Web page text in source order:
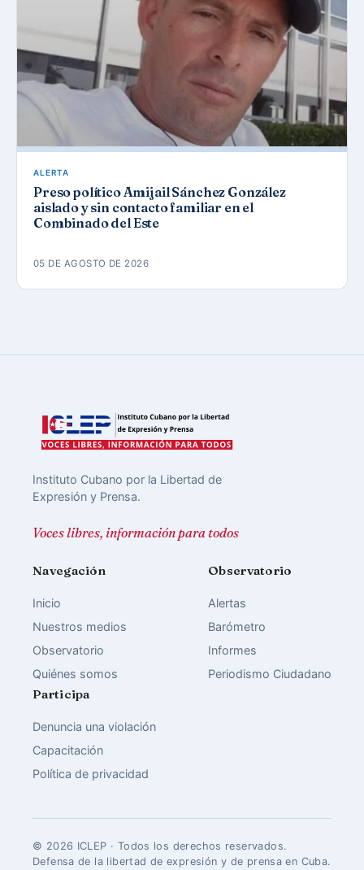
ALERTA
Preso político Amijail Sánchez González
aislado y sin contacto familiar en el
Combinado del Este
05 DE AGOSTO DE 2026
Instituto Cubano por la Libertad de
Expresión y Prensa.
Voces libres, información para todos
Navegación
Inicio
Nuestros medios
Observatorio
Quiénes somos
Observatorio
Alertas
Barómetro
Informes
Periodismo Ciudadano
Participa
Denuncia una violación
Capacitación
Política de privacidad
© 2026 ICLEP · Todos los derechos reservados.
Defensa de la libertad de expresión y de prensa en Cuba.